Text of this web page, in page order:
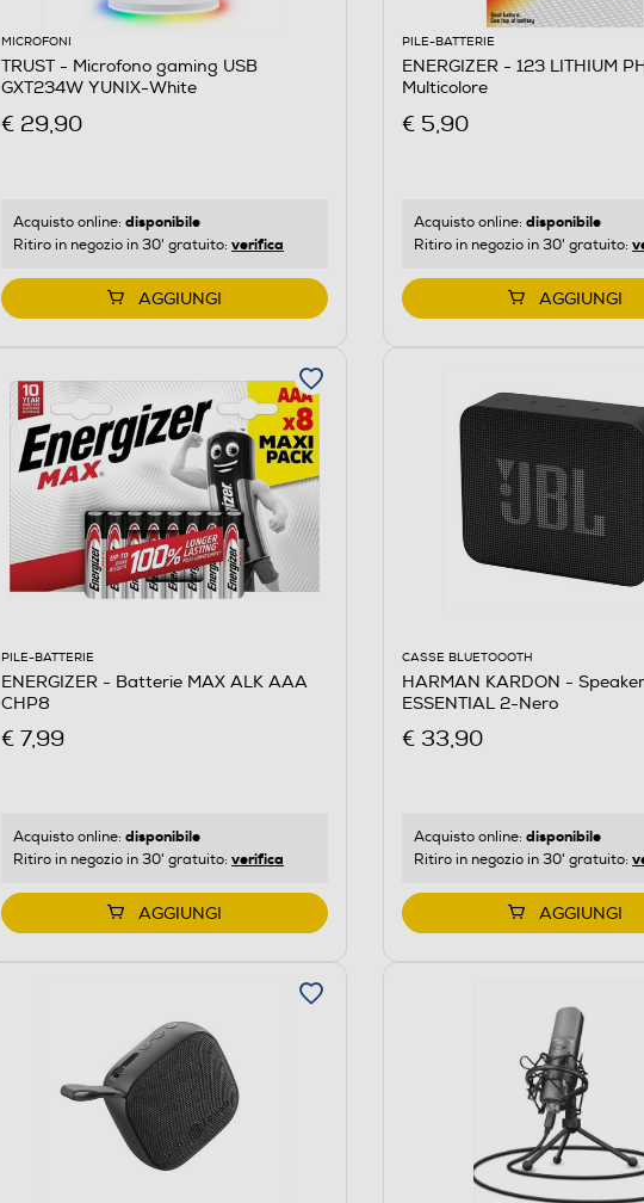
MICROFONI
TRUST - Microfono gaming USB
GXT234W YUNIX-White
€ 29,90
Acquisto online: disponibile
Ritiro in negozio in 30' gratuito: verifica
AGGIUNGI
PILE-BATTERIE
ENERGIZER - 123 LITHIUM
Multicolore
€ 5,90
Acquisto online: disponibile
Ritiro in negozio in 30' gratuito:
AGGIUNGI
PILE-BATTERIE
ENERGIZER - Batterie MAX ALK AAA
CHP8
€ 7,99
Acquisto online: disponibile
Ritiro in negozio in 30' gratuito: verifica
AGGIUNGI
CASSE BLUETOOOTH
HARMAN KARDON -
ESSENTIAL 2-Nero
€ 33,90
Acquisto online: disponibile
Ritiro in negozio in 30' gratuito:
AGGIUNGI